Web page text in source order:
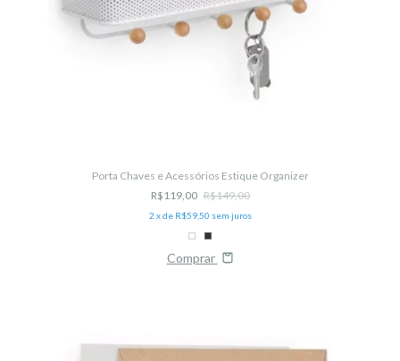
Porta Chaves e Acessórios Estique Organizer
R$119,00 R$149,00
2 x de R$59,50 sem juros
Comprar